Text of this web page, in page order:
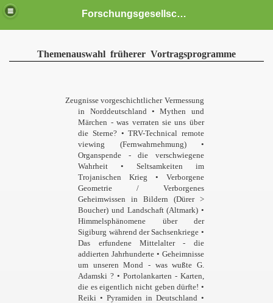
Forschungsgesellschaft HAMBURGER - FORUM e.V. von 1998 Unkonventionelle und provokante Thesen zu MENSCH - WELT - RAUMZEIT
Themenauswahl früherer Vortragsprogramme
Zeugnisse vorgeschichtlicher Vermessung
in Norddeutschland • Mythen und
Märchen - was verraten sie uns über
die Sterne? • TRV-Technical remote
viewing (Fernwahrnehmung) •
Organspende - die verschwiegene
Wahrheit • Seltsamkeiten im
Trojanischen Krieg • Verborgene
Geometrie / Verborgenes
Geheimwissen in Bildern (Dürer >
Boucher) und Landschaft (Altmark) •
Himmelsphänomene über der
Sigiburg während der Sachsenkriege •
Das erfundene Mittelalter - die
addierten Jahrhunderte • Geheimnisse
um unseren Mond - was wußte G.
Adamski ? • Portolankarten - Karten,
die es eigentlich nicht geben dürfte! •
Reiki • Pyramiden in Deutschland •